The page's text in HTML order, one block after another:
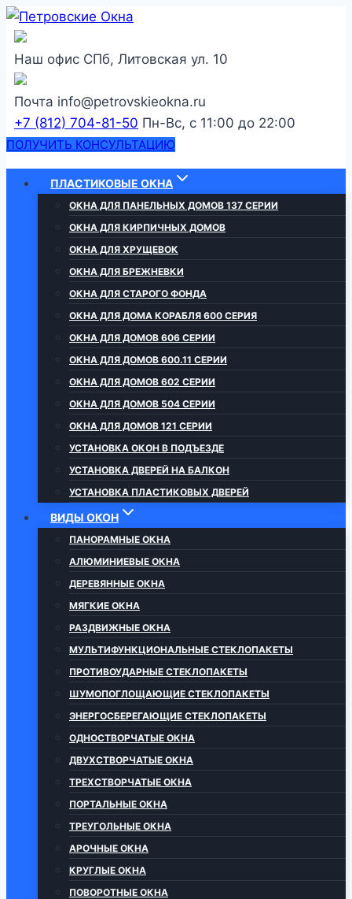
Перейти
содержанию
Наш офис СПб, Литовская ул. 10
Почта info@petrovskieokna.ru
+7 (812) 704-81-50 Пн-Вс, с 11:00 до 22:00
ПОЛУЧИТЬ КОНСУЛЬТАЦИЮ
ПЛАСТИКОВЫЕ ОКНА
ОКНА ДЛЯ ПАНЕЛЬНЫХ ДОМОВ 137 СЕРИИ
ОКНА ДЛЯ КИРПИЧНЫХ ДОМОВ
ОКНА ДЛЯ ХРУЩЕВОК
ОКНА ДЛЯ БРЕЖНЕВКИ
ОКНА ДЛЯ СТАРОГО ФОНДА
ОКНА ДЛЯ ДОМА КОРАБЛЯ 600 СЕРИЯ
ОКНА ДЛЯ ДОМОВ 606 СЕРИИ
ОКНА ДЛЯ ДОМОВ 600.11 СЕРИИ
ОКНА ДЛЯ ДОМОВ 602 СЕРИИ
ОКНА ДЛЯ ДОМОВ 504 СЕРИИ
ОКНА ДЛЯ ДОМОВ 121 СЕРИИ
УСТАНОВКА ОКОН В ПОДЪЕЗДЕ
УСТАНОВКА ДВЕРЕЙ НА БАЛКОН
УСТАНОВКА ПЛАСТИКОВЫХ ДВЕРЕЙ
ВИДЫ ОКОН
ПАНОРАМНЫЕ ОКНА
АЛЮМИНИЕВЫЕ ОКНА
ДЕРЕВЯННЫЕ ОКНА
МЯГКИЕ ОКНА
РАЗДВИЖНЫЕ ОКНА
МУЛЬТИФУНКЦИОНАЛЬНЫЕ СТЕКЛОПАКЕТЫ
ПРОТИВОУДАРНЫЕ СТЕКЛОПАКЕТЫ
ШУМОПОГЛОЩАЮЩИЕ СТЕКЛОПАКЕТЫ
ЭНЕРГОСБЕРЕГАЮЩИЕ СТЕКЛОПАКЕТЫ
ОДНОСТВОРЧАТЫЕ ОКНА
ДВУХСТВОРЧАТЫЕ ОКНА
ТРЕХСТВОРЧАТЫЕ ОКНА
ПОРТАЛЬНЫЕ ОКНА
ТРЕУГОЛЬНЫЕ ОКНА
АРОЧНЫЕ ОКНА
КРУГЛЫЕ ОКНА
ПОВОРОТНЫЕ ОКНА